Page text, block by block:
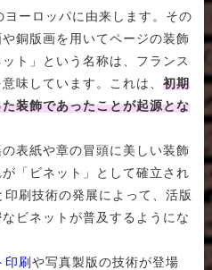
ーロッパに由来します。その
銅版画を用いてページの装飾
ト」という名称は、フランス
味しています。これは、 初期
装飾であったことが起源とな
表紙や章の冒頭に美しい装飾
「ビネット」として確立され
刷技術の発展によって、活版
ビネットが普及するようにな
印刷 や写真製版の技術が登場